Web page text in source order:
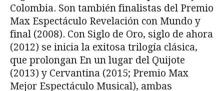
Colombia. Son también finalistas del Premio
Max Espectáculo Revelación con Mundo y
final (2008). Con Siglo de Oro, siglo de ahora
(2012) se inicia la exitosa trilogía clásica,
que prolongan En un lugar del Quijote
(2013) y Cervantina (2015; Premio Max
Mejor Espectáculo Musical), ambas